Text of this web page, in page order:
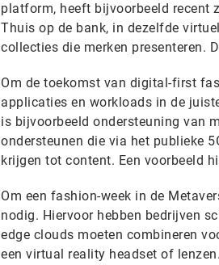
platform, heeft bijvoorbeeld recent
Thuis op de bank, in dezelfde
collecties die merken presenteren.
Om de toekomst van digital-first
applicaties en workloads in de
is bijvoorbeeld ondersteuning van
ondersteunen die via het publieke
krijgen tot content. Een voorbeeld
Om een fashion-week in de
nodig. Hiervoor hebben bedrijven
edge clouds moeten combineren
een virtual reality headset of